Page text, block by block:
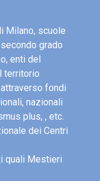
Milano, scuole
grado
enti del
territorio
fondi
nazionali
plus, , etc.
dei Centri
quali Mestieri